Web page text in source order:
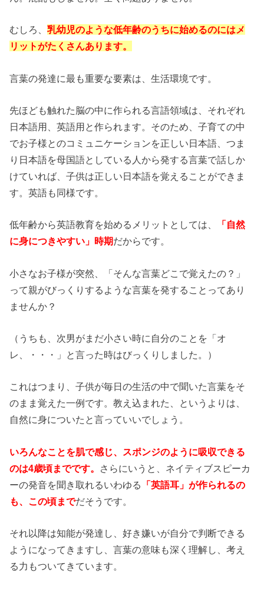
むしろ、乳幼児のような低年齢のうちに始めるのにはメ
リットがたくさんあります。
言葉の発達に最も重要な要素は、生活環境です。
先ほども触れた脳の中に作られる言語領域は、それぞれ
日本語用、英語用と作られます。そのため、子育ての中
でお子様とのコミュニケーションを正しい日本語、つま
り日本語を母国語としている人から発する言葉で話しか
けていれば、子供は正しい日本語を覚えることができま
す。英語も同様です。
低年齢から英語教育を始めるメリットとしては、
「自然
に身につきやすい」時期だからです。
小さなお子様が突然、「そんな言葉どこで覚えたの？」
って親がびっくりするような言葉を発することってあり
ませんか？
（うちも、次男がまだ小さい時に自分のことを「オ
レ、・・・」と言った時はびっくりしました。）
これはつまり、子供が毎日の生活の中で聞いた言葉をそ
のまま覚えた一例です。教え込まれた、というよりは、
自然に身についたと言っていいでしょう。
いろんなことを肌で感じ、スポンジのように吸収できる
のは4歳頃までです。 さらにいうと、ネイティブスピーカ
ーの発音を聞き取れるいわゆる
「英語耳」が作られるの
も、この頃までだそうです。
それ以降は知能が発達し、好き嫌いが自分で判断できる
ようになってきますし、言葉の意味も深く理解し、考え
る力もついてきています。